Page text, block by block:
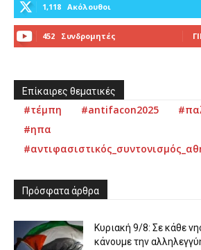
1,118 Ακόλουθοι
452 Συνδρομητές
Επίκαιρες θεματικές
#τέμπη #antifacon2025
#ηπα
Πρόσφατα άρθρα
Κυριακή 9/8: Σε κάθε
κάνουμε την